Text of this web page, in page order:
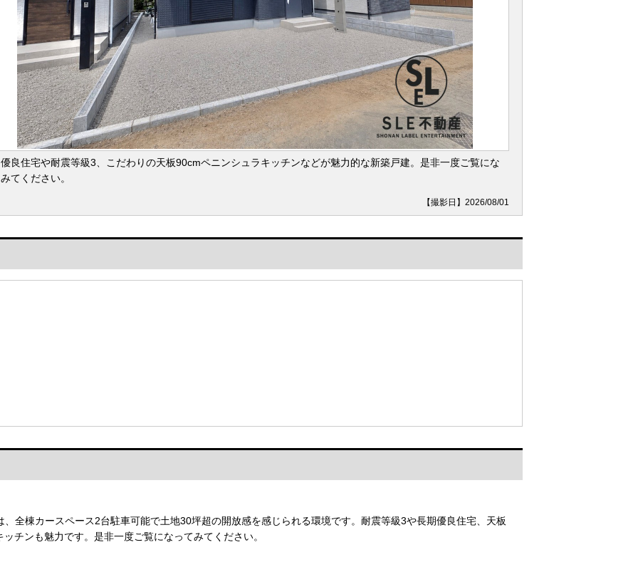
良住宅や耐震等級3、こだわりの天板90cmペニンシュラキッチンなどが魅力的な新築戸建。是非一度ご覧にな
てください。
【撮影日】2026/08/01
、全棟カースペース2台駐車可能で土地30坪超の開放感を感じられる環境です。耐震等級3や長期優良住宅、天板
チンも魅力です。是非一度ご覧になってみてください。